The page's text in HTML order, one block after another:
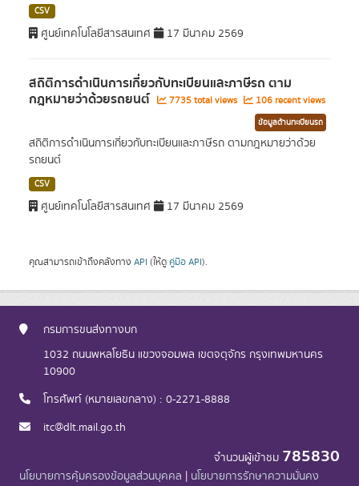
CSV
ศูนย์เทคโนโลยีสารสนเทศ 17 มีนาคม 2569
สถิติการดำเนินการเกี่ยวกับทะเบียนและภาษีรถ ตาม
กฎหมายว่าด้วยรถยนต์ 7735 total views 106 recent views
ข้อมูลด้านทะเบียนรถ
สถิติการดำเนินการเกี่ยวกับทะเบียนและภาษีรถ ตามกฎหมายว่าด้วย
รถยนต์
CSV
ศูนย์เทคโนโลยีสารสนเทศ 17 มีนาคม 2569
คุณสามารถเข้าถึงคลังทาง API (ให้ดู คู่มือ API).
กรมการขนส่งทางบก
1032 ถนนพหลโยธิน แขวงจอมพล เขตจตุจักร กรุงเทพมหานคร
10900
โทรศัพท์ (หมายเลขกลาง) : 0-2271-8888
itc@dlt.mail.go.th
จำนวนผู้เข้าชม 785830
นโยบายการคุ้มครองข้อมูลส่วนบุคคล | นโยบายการรักษาความมั่นคง